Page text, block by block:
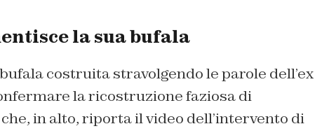
la sua bufala
costruita stravolgendo le parole dell’ex
la ricostruzione faziosa di
in alto, riporta il video dell’intervento di